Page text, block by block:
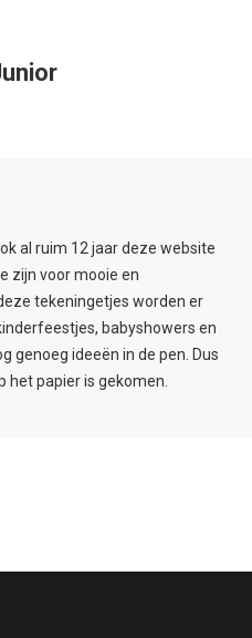
al ruim 12 jaar deze website
zijn voor mooie en
tekeningetjes worden er
babyshowers en
genoeg ideeën in de pen. Dus
het papier is gekomen.